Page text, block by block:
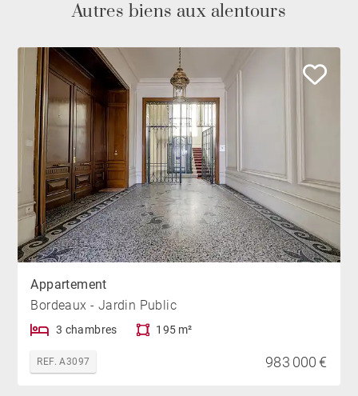
Autres biens aux alentours
Appartement
Bordeaux - Jardin Public
3 chambres 195 m²
REF. A3097 983 000 €